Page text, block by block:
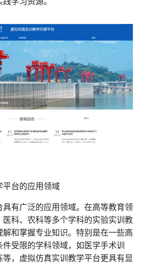
平台的应用领域
有广泛的应用领域。在高等教育领
科、农科等多个学科的实验实训教
和掌握专业知识。特别是在一些高
受限的学科领域，如医学手术训
，虚拟仿真实训教学平台更具有显